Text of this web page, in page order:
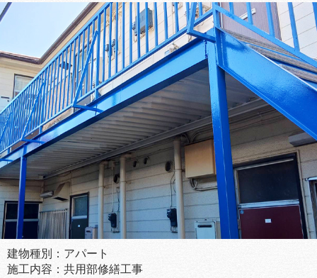
建物種別：アパート
施工内容：共用部修繕工事